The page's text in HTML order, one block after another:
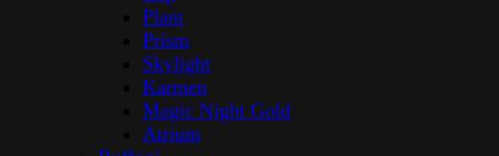
Plant
Prism
Skylight
Karmen
Magic Night Gold
Atrium